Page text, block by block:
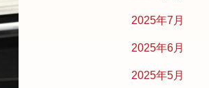
2025年7月
2025年6月
2025年5月